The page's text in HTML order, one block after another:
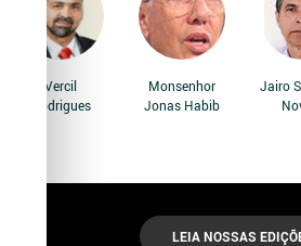
Vercil
Rodrigues
Monsenhor
Jonas Habib
Jairo
LEIA NOSSAS